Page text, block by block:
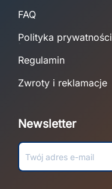
FAQ
Polityka prywatności
Regulamin
Zwroty i reklamacje
Newsletter